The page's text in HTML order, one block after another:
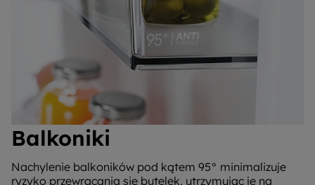
Balkoniki
Nachylenie balkoników pod kątem 95° minimalizuje
ryzyko przewracania się butelek, utrzymując je na